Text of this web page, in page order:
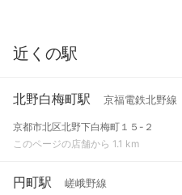
近くの駅
北野白梅町駅 京福電鉄北野線
京都市北区北野下白梅町１５-２
このページの店舗から 1.1 km
円町駅 嵯峨野線